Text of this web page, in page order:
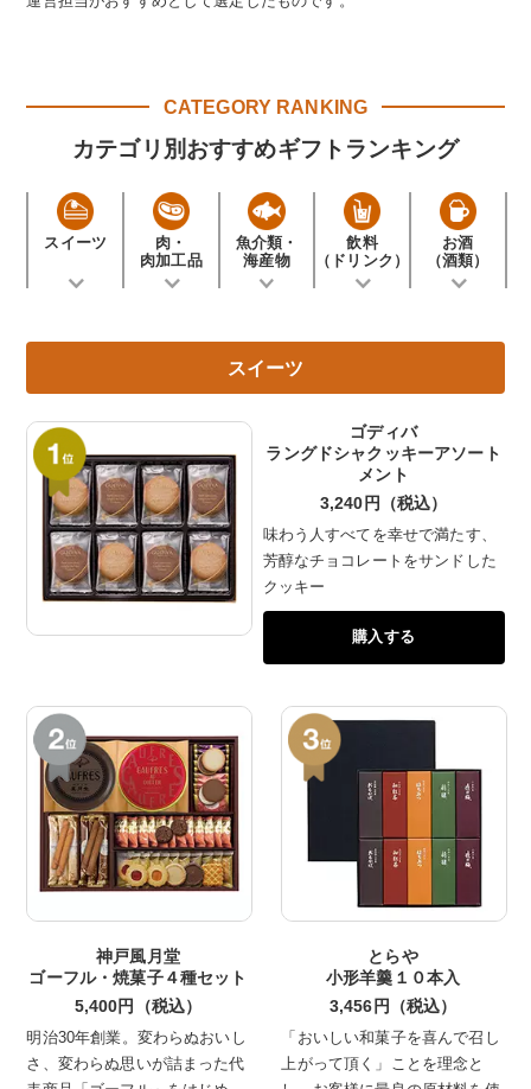
に詰めました。フレーバーごと
にまつわる伝説の七姫がモチー
す。
CATEGORY RANKING
カテゴリ別おすすめギフトランキング
スイーツ
肉・
肉加工品
魚介類・
海産物
飲料
（ドリンク）
お酒
（酒類）
スイーツ
ゴディバ
ラングドシャクッキーアソート
メント
3,240円（税込）
味わう人すべてを幸せで満たす、
芳醇なチョコレートをサンドした
クッキー
購入する
神戸風月堂
ゴーフル・焼菓子４種セット
5,400円（税込）
明治30年創業。変わらぬおいし
さ、変わらぬ思いが詰まった代
とらや
小形羊羹１０本入
3,456円（税込）
「おいしい和菓子を喜んで召し
上がって頂く」ことを理念と